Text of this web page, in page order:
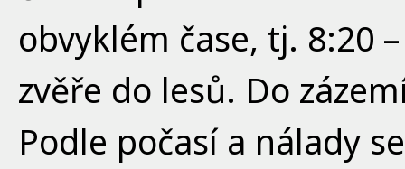
obvyklém čase, tj. 8:20
zvěře do lesů. Do
Podle počasí a nálady